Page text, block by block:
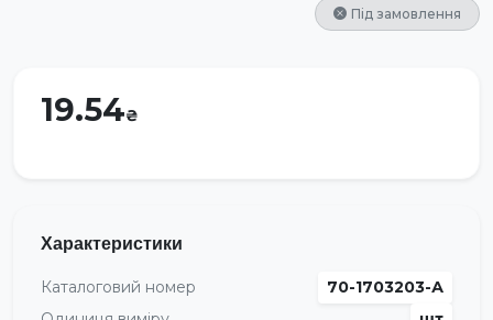
Під замовлення
19.54
Характеристики
Каталоговий номер
70-1703203-А